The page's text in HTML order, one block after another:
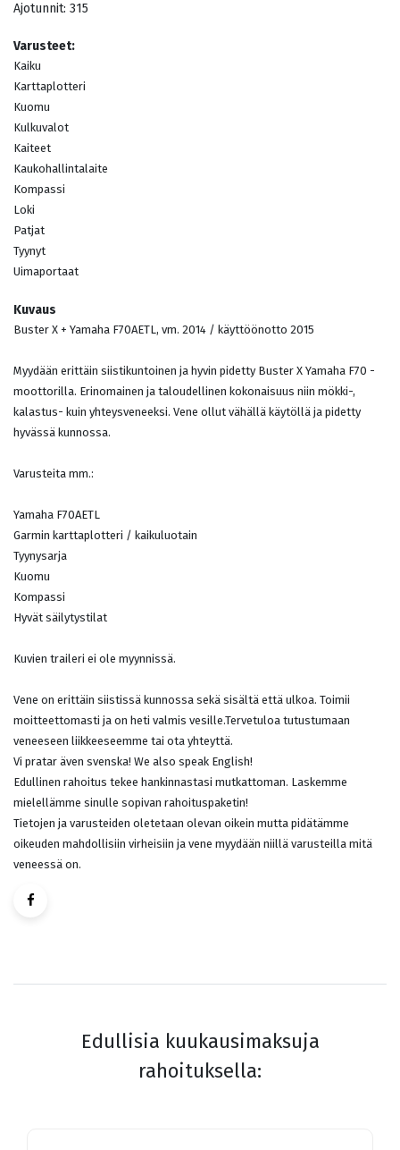
Ajotunnit: 315
Varusteet:
Kaiku
Karttaplotteri
Kuomu
Kulkuvalot
Kaiteet
Kaukohallintalaite
Kompassi
Loki
Patjat
Tyynyt
Uimaportaat
Kuvaus
Buster X + Yamaha F70AETL, vm. 2014 / käyttöönotto 2015
Myydään erittäin siistikuntoinen ja hyvin pidetty Buster X Yamaha F70 -
moottorilla. Erinomainen ja taloudellinen kokonaisuus niin mökki-,
kalastus- kuin yhteysveneeksi. Vene ollut vähällä käytöllä ja pidetty
hyvässä kunnossa.
Varusteita mm.:
Yamaha F70AETL
Garmin karttaplotteri / kaikuluotain
Tyynysarja
Kuomu
Kompassi
Hyvät säilytystilat
Kuvien traileri ei ole myynnissä.
Vene on erittäin siistissä kunnossa sekä sisältä että ulkoa. Toimii
moitteettomasti ja on heti valmis vesille.Tervetuloa tutustumaan
veneeseen liikkeeseemme tai ota yhteyttä.
Vi pratar även svenska! We also speak English!
Edullinen rahoitus tekee hankinnastasi mutkattoman. Laskemme
mielellämme sinulle sopivan rahoituspaketin!
Tietojen ja varusteiden oletetaan olevan oikein mutta pidätämme
oikeuden mahdollisiin virheisiin ja vene myydään niillä varusteilla mitä
veneessä on.
Edullisia kuukausimaksuja
rahoituksella: